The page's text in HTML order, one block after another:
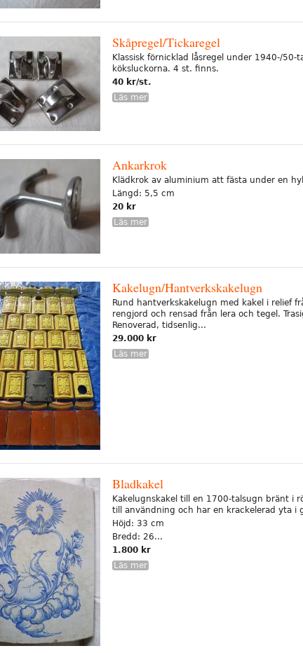
Skåpregel/Tickaregel
Klassisk förnicklad låsregel under 1940-/50-
köksluckorna. 4 st. finns.
40 kr/st.
Läs mer
Ankarkrok
Klädkrok av aluminium att fästa under en
Längd: 5,5 cm
20 kr
Läs mer
Kakelugn/Hantverkskakelugn
Rund hantverkskakelugn med kakel i relief
rengjord och rensad från lera och tegel.
Renoverad, tidsenlig...
29.000 kr
Läs mer
Bladkakel
Kakelugnskakel till en 1700-talsugn bränt i
till användning och har en krackelerad yta i
Höjd: 33 cm
Bredd: 26...
1.800 kr
Läs mer